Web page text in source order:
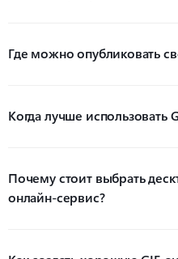
Где можно опубликовать
Когда лучше использовать
Почему стоит выбрать
онлайн-сервис?